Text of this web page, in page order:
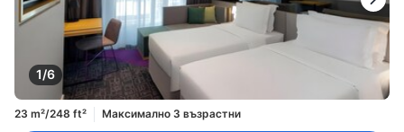
1/6
23 m²/248 ft² Максимално 3 възрастни